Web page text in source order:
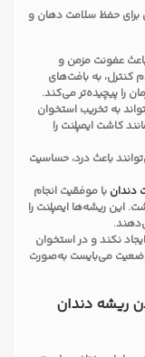
برای حفظ سلامت دهان و
عفونت مزمن و
به بافت‌های
را پیچیده‌تر می‌کند.
به تخریب استخوان
کاشت ایمپلنت را
باعث درد، حساسیت
دندان با موفقیت انجام
این ریشه‌ها ایمپلنت را
نکند و در استخوان
می‌بایست به‌صورت
ریشه دندان